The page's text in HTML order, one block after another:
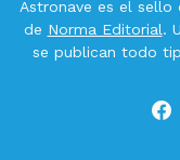
Astronave es el sello
de Norma Editorial.
se publican todo